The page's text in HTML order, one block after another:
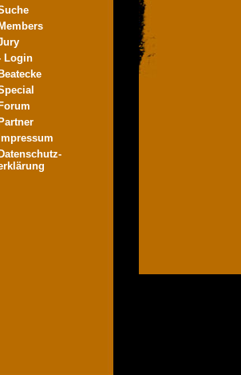
Members
Login
Beatecke
Forum
Partner
Impressum
Datenschutz-